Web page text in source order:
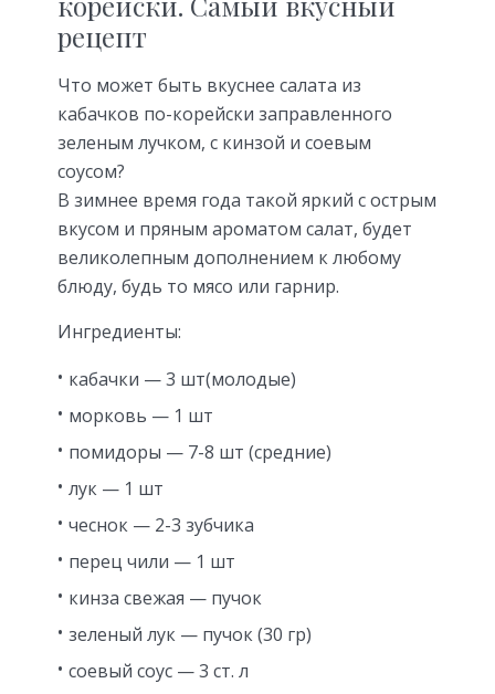
рецепт
Что может быть вкуснее салата из
кабачков по-корейски заправленного
зеленым лучком, с кинзой и соевым
соусом?
В зимнее время года такой яркий с острым
вкусом и пряным ароматом салат, будет
великолепным дополнением к любому
блюду, будь то мясо или гарнир.
Ингредиенты:
кабачки — 3 шт(молодые)
морковь — 1 шт
помидоры — 7-8 шт (средние)
лук — 1 шт
чеснок — 2-3 зубчика
перец чили — 1 шт
кинза свежая — пучок
зеленый лук — пучок (30 гр)
соевый соус — 3 ст. л